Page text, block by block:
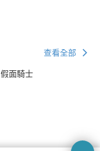
查看全部
假面騎士